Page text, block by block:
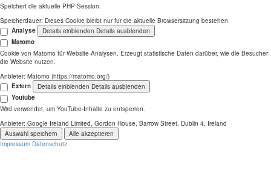
Speichert die aktuelle PHP-Session.
Speicherdauer: Dieses Cookie bleibt nur für die aktuelle Browsersitzung bestehen.
Analyse
Details einblenden Details ausblenden
Matomo
Cookie von Matomo für Website-Analysen. Erzeugt statistische Daten darüber, wie die Besucher
die Website nutzen.
Anbieter: Matomo (https://matomo.org/)
Extern
Details einblenden Details ausblenden
Youtube
Wird verwendet, um YouTube-Inhalte zu entsperren.
Anbieter: Google Ireland Limited, Gordon House, Barrow Street, Dublin 4, Ireland
Auswahl speichern
Alle akzeptieren
Impressum Datenschutz